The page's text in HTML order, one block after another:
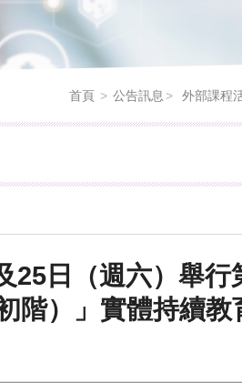
首頁 公告訊息 外部課程
25日（週六）舉
階）」實體持續